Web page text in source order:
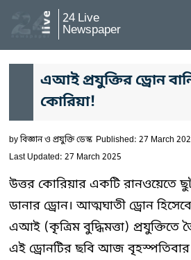
24 Live
Newspaper
এআই প্রযুক্তির ড্রোন
কোরিয়া!
byবিজ্ঞান ও প্রযুক্তি ডেস্ক Published: 27 March
Last Updated: 27 March 2025
উত্তর কোরিয়ার একটি রানওয়েতে
ডানার ড্রোন। আত্মঘাতী ড্রোন
এআই (কৃত্রিম বুদ্ধিমত্তা) প্রযুক্তিতে
এই ড্রোনটির ছবি আজ বৃহস্পতিবার